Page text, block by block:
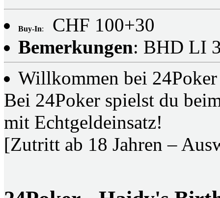
Buy-In:
CHF 100+30
Bemerkungen: BHD LI
Willkommen bei
Bei 24Poker spielst du
mit Echtgeldeinsatz!
[Zutritt ab 18 Jahren –